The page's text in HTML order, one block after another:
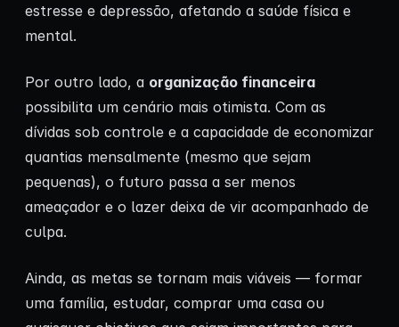
estresse e depressão, afetando a saúde física e
mental.
Por outro lado, a organização financeira
possibilita um cenário mais otimista. Com as
dívidas sob controle e a capacidade de economizar
quantias mensalmente (mesmo que sejam
pequenas), o futuro passa a ser menos
ameaçador e o lazer deixa de vir acompanhado de
culpa.
Ainda, as metas se tornam mais viáveis — formar
uma família, estudar, comprar uma casa ou